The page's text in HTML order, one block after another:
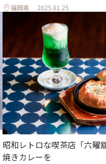
福岡県 2025.01.25
昭和レトロな喫茶店「六曜
焼きカレーを